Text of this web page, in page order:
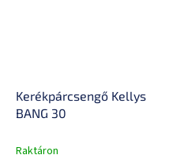
Kerékpárcsengő Kellys
BANG 30
Raktáron